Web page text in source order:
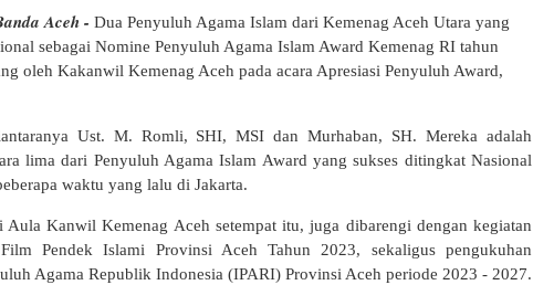
Aceh - Dua Penyuluh Agama Islam dari Kemenag Aceh Utara yang
sebagai Nomine Penyuluh Agama Islam Award Kemenag RI tahun
oleh Kakanwil Kemenag Aceh pada acara Apresiasi Penyuluh Award,
Ust. M. Romli, SHI, MSI dan Murhaban, SH. Mereka adalah
lima dari Penyuluh Agama Islam Award yang sukses ditingkat Nasional
waktu yang lalu di Jakarta.
Kanwil Kemenag Aceh setempat itu, juga dibarengi dengan kegiatan
Pendek Islami Provinsi Aceh Tahun 2023, sekaligus pengukuhan
Agama Republik Indonesia (IPARI) Provinsi Aceh periode 2023 - 2027.